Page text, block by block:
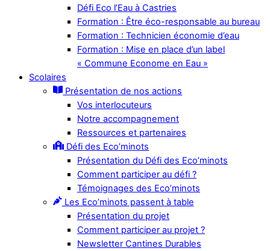
Défi Eco l’Eau à Castries
Formation : Être éco-responsable au bureau
Formation : Technicien économie d’eau
Formation : Mise en place d’un label
« Commune Econome en Eau »
Scolaires
Présentation de nos actions
Vos interlocuteurs
Notre accompagnement
Ressources et partenaires
Défi des Eco’minots
Présentation du Défi des Eco’minots
Comment participer au défi ?
Témoignages des Eco’minots
Les Eco’minots passent à table
Présentation du projet
Comment participer au projet ?
Newsletter Cantines Durables